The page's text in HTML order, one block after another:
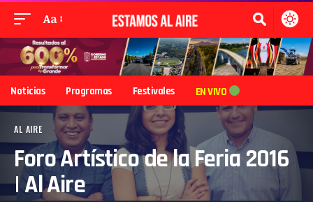
Aa
Noticias Programas Festivales EN VIVO
AL AIRE
Foro Artístico de la Feria 2016
| Al Aire